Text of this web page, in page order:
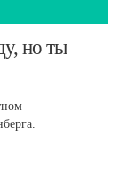
но ты